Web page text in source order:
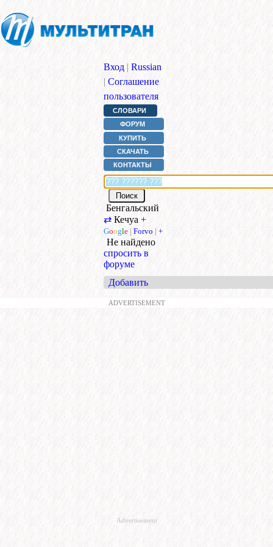
Вход | Russian
| Соглашение
пользователя
СЛОВАРИ
ФОРУМ
КУПИТЬ
СКАЧАТЬ
КОНТАКТЫ
Бенгальский
⇄ Кечуа +
Google | Forvo | +
Не найдено
спросить в
форуме
Добавить
ADVERTISEMENT
Advertisement